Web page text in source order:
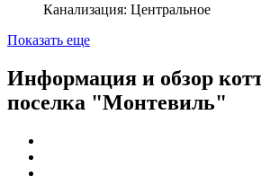
Канализация: Центральное
Показать еще
Информация и обзор
поселка "Монтевиль"